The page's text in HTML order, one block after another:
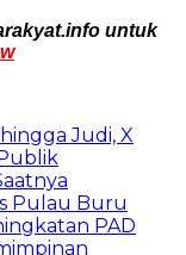
untuk
Judi, X
Pulau Buru
PAD